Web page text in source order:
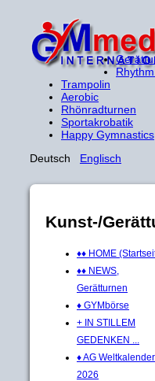
Trampolin
Aerobic
Rhönradturnen
Sportakrobatik
Happy Gymnastics
Deutsch Englisch
Kunst-/
♦♦ HOME
♦♦ NEWS,
Gerätturnen
♦ GYMbörse
+ IN STILLEM
GEDENKEN ...
♦ AG Weltkalender
2026